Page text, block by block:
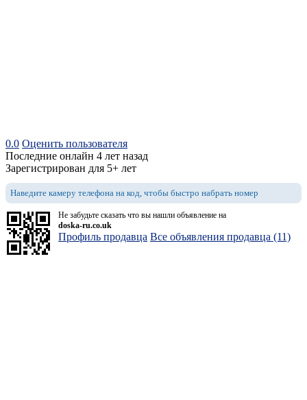
0.0 Оценить пользователя
Последние онлайн 4 лет назад
Зарегистрирован для 5+ лет
Наведите камеру телефона на код, чтобы быстро набрать номер
Не забудьте сказать что вы нашли объявление на
doska-ru.co.uk
Профиль продавца Все объявления продавца (11)